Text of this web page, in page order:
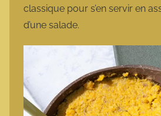
classique pour s’en servir en
d’une salade.